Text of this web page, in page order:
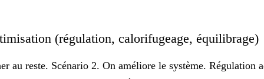
(régulation, calorifugeage, équilibrage)
au reste. Scénario 2. On améliore le système. Régulation